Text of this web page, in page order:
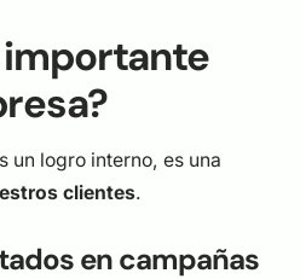
importante
un logro interno, es una
clientes.
en campañas